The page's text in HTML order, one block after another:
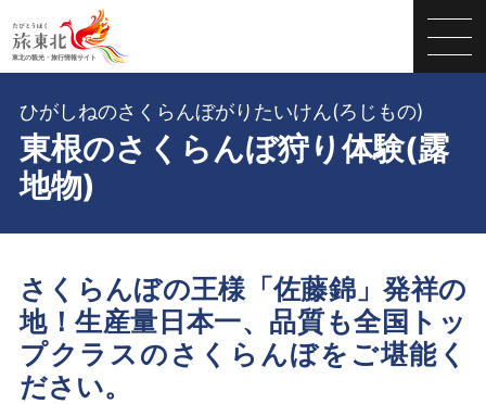
東根のさくらんぼ狩り体験(露
地物)
ひがしねのさくらんぼがりたいけん(ろじもの)
さくらんぼの王様「佐藤錦」発祥の
地！生産量日本一、品質も全国トッ
プクラスのさくらんぼをご堪能く
ださい。